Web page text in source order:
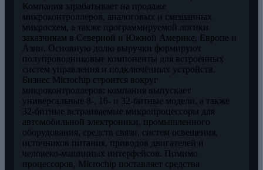
Компания зарабатывает на продаже
микроконтроллеров, аналоговых и смешанных
микросхем, а также программируемой логики
заказчикам в Северной и Южной Америке, Европе и
Азии. Основную долю выручки формируют
полупроводниковые компоненты для встроенных
систем управления и подключённых устройств.
Бизнес Microchip строится вокруг
микроконтроллеров: компания выпускает
универсальные 8-, 16- и 32-битные модели, а также
32-битные встраиваемые микропроцессоры для
автомобильной электроники, промышленного
оборудования, средств связи, систем освещения,
источников питания, приводов двигателей и
человеко-машинных интерфейсов. Помимо
процессоров, Microchip поставляет средства